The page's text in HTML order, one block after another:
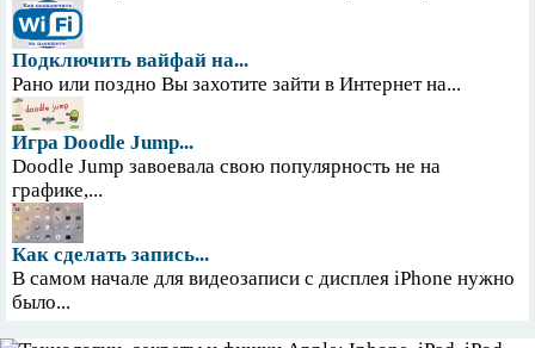
Подключить вайфай на...
Рано или поздно Вы захотите зайти в Интернет на...
Игра Doodle Jump...
Doodle Jump завоевала свою популярность не на
графике,...
Как сделать запись...
В самом начале для видеозаписи с дисплея iPhone нужно
было...